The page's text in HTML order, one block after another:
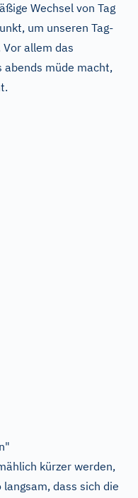
Wechsel von Tag
um unseren Tag-
allem das
abends müde macht,
kürzer werden,
dass sich die